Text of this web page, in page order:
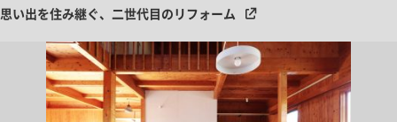
思い出を住み継ぐ、二世代目のリフォーム